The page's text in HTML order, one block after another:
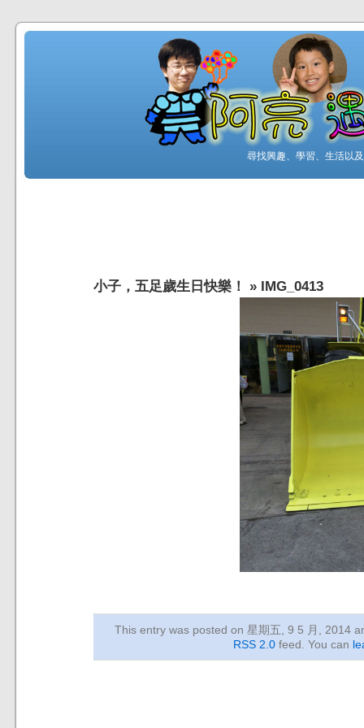
尋找興趣、學習、生活以
小子，五足歲生日快樂！ » IMG_0413
This entry was posted on 星期五, 9 5 月, 2014
RSS 2.0feed. You can